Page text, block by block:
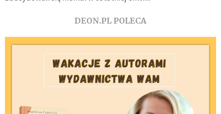
DEON.PL POLECA